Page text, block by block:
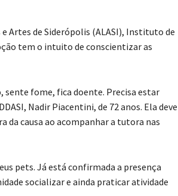
Artes de Siderópolis (ALASI), Instituto de
tem o intuito de conscientizar as
sente fome, fica doente. Precisa estar
Nadir Piacentini, de 72 anos. Ela deve
da causa ao acompanhar a tutora nas
pets. Já está confirmada a presença
socializar e ainda praticar atividade